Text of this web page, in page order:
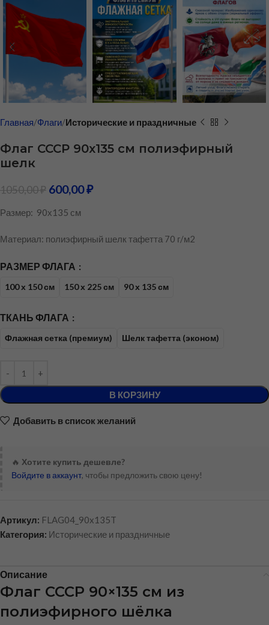
Главная Флаги Исторические и праздничные
Флаг СССР 90х135 см полиэфирный
шелк
1050,00₽ 600,00₽
Размер: 90х135 см
Материал: полиэфирный шелк тафетта 70 г/м2
РАЗМЕР ФЛАГА
100 х 150 см 150 х 225 см 90 х 135 см
ТКАНЬ ФЛАГА
Флажная сетка (премиум) Шелк тафетта (эконом)
В КОРЗИНУ
Добавить в список желаний
🔥 Хотите купить дешевле?
Войдите в аккаунт, чтобы предложить свою цену!
Артикул: FLAG04_90x135T
Категория: Исторические и праздничные
Описание
Флаг СССР 90×135 см из
полиэфирного шёлка